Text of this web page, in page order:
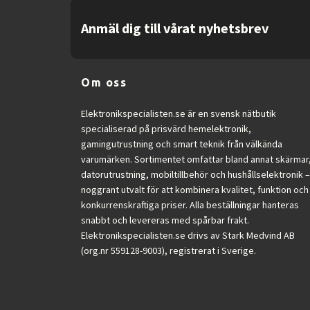
Maskinen är kompatibel med både
hemma.
Fullständiga specifikationer
Allmänt
Produkttyp: Automatisk kaffemaskin med
Modell: Philips Series 2300 EP2336
Färg: Svart/krom
Kaffefunktioner
Anmäl dig till vårat nyhetsbrev
Om oss
Elektronikspecialisten.se är en svensk nätbutik
specialiserad på prisvärd hemelektronik,
gamingutrustning och smart teknik från välkända
varumärken. Sortimentet omfattar bland annat skärmar,
datorutrustning, mobiltillbehör och hushållselektronik –
noggrant utvalt för att kombinera kvalitet, funktion och
konkurrenskraftiga priser. Alla beställningar hanteras
snabbt och levereras med spårbar frakt.
Elektronikspecialisten.se drivs av Stark Medvind AB
(org.nr 559128-9003), registrerat i Sverige.